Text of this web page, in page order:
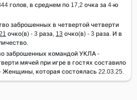
голов, в среднем по 17,2 очка за 4-ю
заброшенных в четвертой четверти
очко(в) - 3 раза, 13 очко(в) - 3 раза. И в
заброшенных командой УКЛА -
мячей при игре в гостях составило
Женщины, которая состоялась 22.03.25.